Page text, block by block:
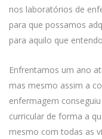
nos laboratórios de
para que possamos
para aquilo que
Enfrentamos um ano
mas mesmo assim a
enfermagem
curricular de forma a
mesmo com todas as